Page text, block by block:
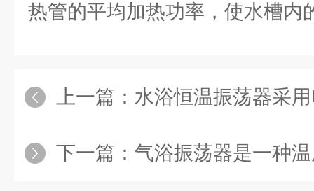
热管的平均加热功率，使水槽内
上一篇： 水浴恒温振荡器采
下一篇： 气浴振荡器是一种温度可控的恒温箱